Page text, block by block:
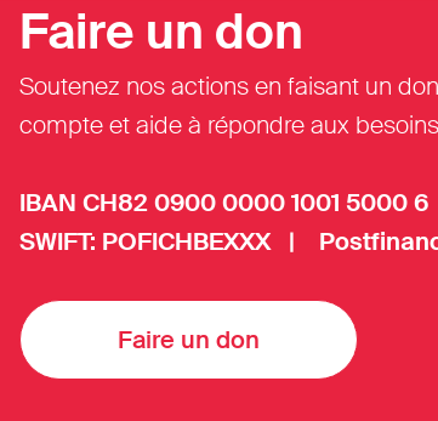
Faire un don
Soutenez nos actions en faisant un
compte et aide à répondre aux
IBAN CH82 0900 0000 1001 5000 6
SWIFT: POFICHBEXXX |
Faire un don